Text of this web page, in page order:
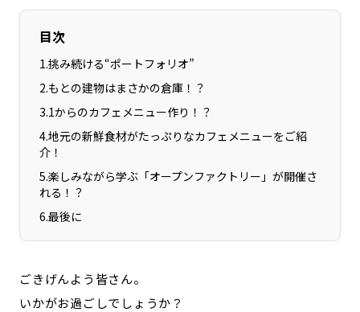
目次
1.挑み続ける“ポートフォリオ”
2.もとの建物はまさかの倉庫！？
3.1からのカフェメニュー作り！？
4.地元の新鮮食材がたっぷりなカフェメニューをご紹
介！
5.楽しみながら学ぶ「オープンファクトリー」が開催さ
れる！？
6.最後に
ごきげんよう皆さん。
いかがお過ごしでしょうか？